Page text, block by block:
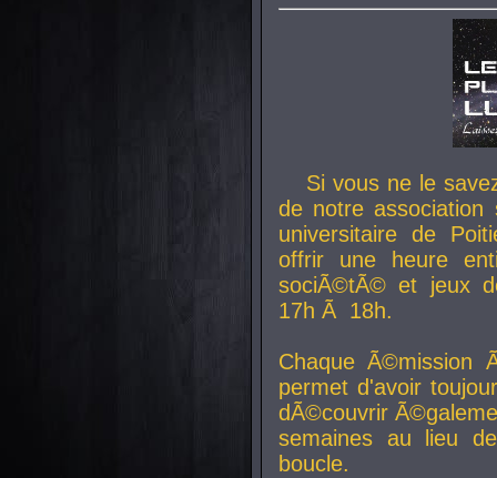
Si vous ne le
de notre
universitaire de
offrir une heure
sociÃ©tÃ© et jeux
17h Ã 18h.
Chaque Ã©mission
permet d'avoir
dÃ©couvrir
semaines au lieu
boucle.